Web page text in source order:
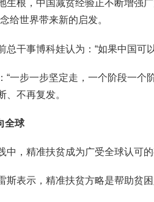
，中国减贫经验正不断增强广
给世界带来新的启发。
事博科娃认为：“如果中国可
步一步坚定走，一个阶段一个
、不再复发。
全球
，精准扶贫成为广受全球认可的
示，精准扶贫方略是帮助贫困